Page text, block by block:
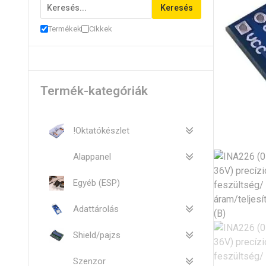
Keresés
Termékek Cikkek
Termék-kategóriák
!Oktatókészlet
Alappanel
Egyéb (ESP)
Adattárolás
Shield/pajzs
Szenzor